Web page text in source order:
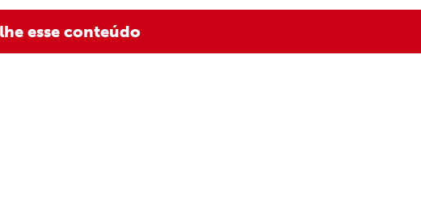
esse conteúdo